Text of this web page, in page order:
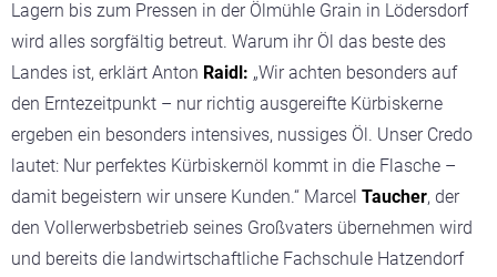
Lagern bis zum Pressen in der Ölmühle Grain in Lödersdorf
wird alles sorgfältig betreut. Warum ihr Öl das beste des
Landes ist, erklärt Anton Raidl: „Wir achten besonders auf
den Erntezeitpunkt – nur richtig ausgereifte Kürbiskerne
ergeben ein besonders intensives, nussiges Öl. Unser Credo
lautet: Nur perfektes Kürbiskernöl kommt in die Flasche –
damit begeistern wir unsere Kunden.“ Marcel Taucher, der
den Vollerwerbsbetrieb seines Großvaters übernehmen wird
und bereits die landwirtschaftliche Fachschule Hatzendorf